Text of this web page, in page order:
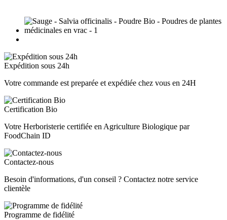
Expédition sous 24h
Votre commande est preparée et expédiée chez vous en 24H
Certification Bio
Votre Herboristerie certifiée en Agriculture Biologique par
FoodChain ID
Contactez-nous
Besoin d'informations, d'un conseil ? Contactez notre service
clientèle
Programme de fidélité